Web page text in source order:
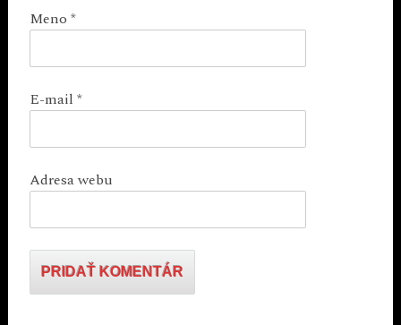
Meno *
E-mail *
Adresa webu